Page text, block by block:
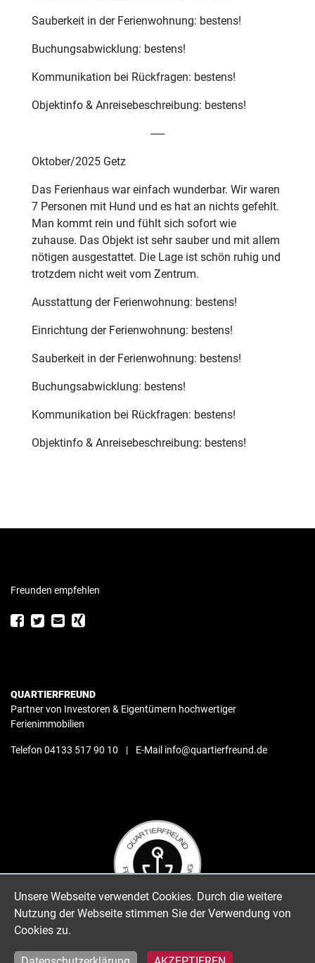
Unsere Webseite verwendet Cookies. Durch die weitere
Nutzung der Webseite stimmen Sie der Verwendung von
Cookies zu.
Sauberkeit in der Ferienwohnung: bestens!
Buchungsabwicklung: bestens!
Kommunikation bei Rückfragen: bestens!
Objektinfo & Anreisebeschreibung: bestens!
-----
Oktober/2025 Getz
Das Ferienhaus war einfach wunderbar. Wir waren
7 Personen mit Hund und es hat an nichts gefehlt.
Man kommt rein und fühlt sich sofort wie
zuhause. Das Objekt ist sehr sauber und mit allem
nötigen ausgestattet. Die Lage ist schön ruhig und
trotzdem nicht weit vom Zentrum.
Ausstattung der Ferienwohnung: bestens!
Einrichtung der Ferienwohnung: bestens!
Sauberkeit in der Ferienwohnung: bestens!
Buchungsabwicklung: bestens!
Kommunikation bei Rückfragen: bestens!
Objektinfo & Anreisebeschreibung: bestens!
Freunden empfehlen
QUARTIERFREUND
Partner von Investoren & Eigentümern hochwertiger
Ferienimmobilien
Telefon 04133 517 90 10 | E-Mail info@quartierfreund.de
© 2026 QUARTIERFREUND